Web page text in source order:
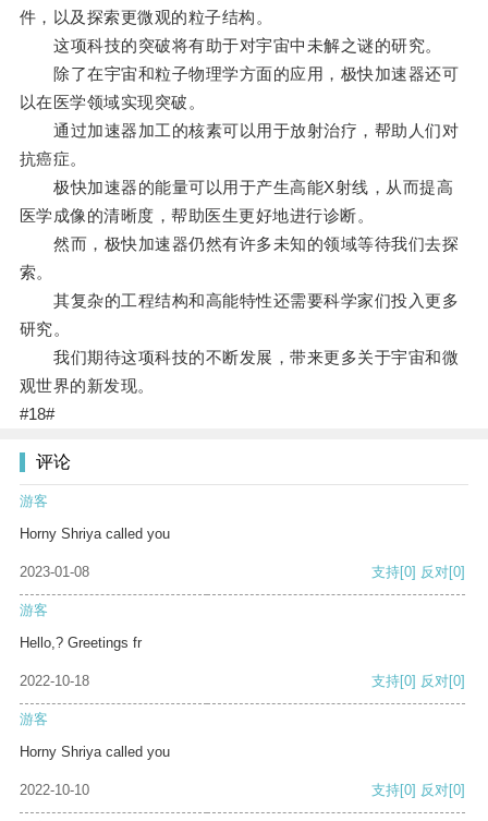
件，以及探索更微观的粒子结构。
这项科技的突破将有助于对宇宙中未解之谜的研究。
除了在宇宙和粒子物理学方面的应用，极快加速器还可
以在医学领域实现突破。
通过加速器加工的核素可以用于放射治疗，帮助人们对
抗癌症。
极快加速器的能量可以用于产生高能X射线，从而提高
医学成像的清晰度，帮助医生更好地进行诊断。
然而，极快加速器仍然有许多未知的领域等待我们去探
索。
其复杂的工程结构和高能特性还需要科学家们投入更多
研究。
我们期待这项科技的不断发展，带来更多关于宇宙和微
观世界的新发现。
#18#
评论
游客
Horny Shriya called you
2023-01-08 支持[0] 反对[0]
游客
Hello,? Greetings fr
2022-10-18 支持[0] 反对[0]
游客
Horny Shriya called you
2022-10-10 支持[0] 反对[0]